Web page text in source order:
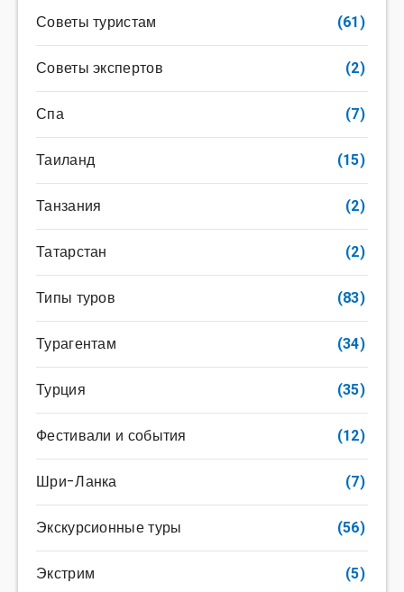
Советы туристам (61)
Советы экспертов (2)
Спа (7)
Таиланд (15)
Танзания (2)
Татарстан (2)
Типы туров (83)
Турагентам (34)
Турция (35)
Фестивали и события (12)
Шри-Ланка (7)
Экскурсионные туры (56)
Экстрим (5)